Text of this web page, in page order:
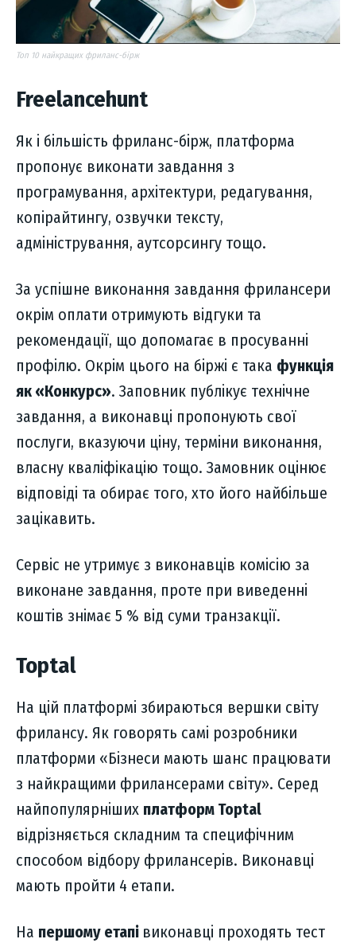
Топ 10 найкращих фриланс-бірж
Freelancehunt
Як і більшість фриланс-бірж, платформа
пропонує виконати завдання з
програмування, архітектури, редагування,
копірайтингу, озвучки тексту,
адміністрування, аутсорсингу тощо.
За успішне виконання завдання фрилансери
окрім оплати отримують відгуки та
рекомендації, що допомагає в просуванні
профілю. Окрім цього на біржі є така функція
як «Конкурс». Заповник публікує технічне
завдання, а виконавці пропонують свої
послуги, вказуючи ціну, терміни виконання,
власну кваліфікацію тощо. Замовник оцінює
відповіді та обирає того, хто його найбільше
зацікавить.
Сервіс не утримує з виконавців комісію за
виконане завдання, проте при виведенні
коштів знімає 5 % від суми транзакції.
Toptal
На цій платформі збираються вершки світу
фрилансу. Як говорять самі розробники
платформи «Бізнеси мають шанс працювати
з найкращими фрилансерами світу». Серед
найпопулярніших платформ Toptal
відрізняється складним та специфічним
способом відбору фрилансерів. Виконавці
мають пройти 4 етапи.
На першому етапі виконавці проходять тест